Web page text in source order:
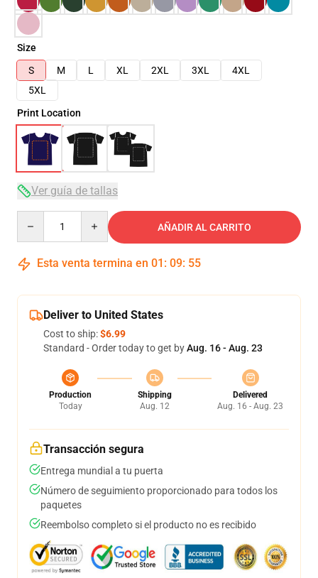
Size
S
M L XL 2XL 3XL
4XL
5XL
Print Location
Ver guía de tallas
AÑADIR AL CARRITO
Esta venta termina en 01 : 09: 54
Deliver to United States
Cost to ship:$6.99
Standard - Order today to get byAug. 16 - Aug. 23
Production
Today
Shipping
Aug. 12
Delivered
Aug. 16 - Aug. 23
Transacción segura
Entrega mundial a tu puerta
Número de seguimiento proporcionado para todos los
paquetes
Reembolso completo si el producto no es recibido